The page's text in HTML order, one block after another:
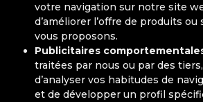
votre navigation sur notre site
d’améliorer l’offre de produits ou
vous proposons.
Publicitaires
traitées par nous ou par des
d’analyser vos habitudes de
et de développer un profil